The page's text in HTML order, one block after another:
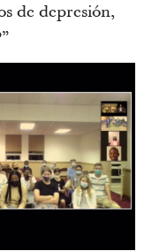
de depresión,